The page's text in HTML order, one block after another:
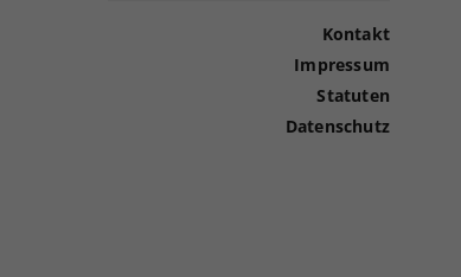
Kontakt
Impressum
Statuten
Datenschutz